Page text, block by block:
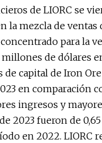
de LIORC se
mezcla de
para la
de dólares
capital de Iron
en comparación
ingresos y
2023 fueron de
en 2022. LIORC